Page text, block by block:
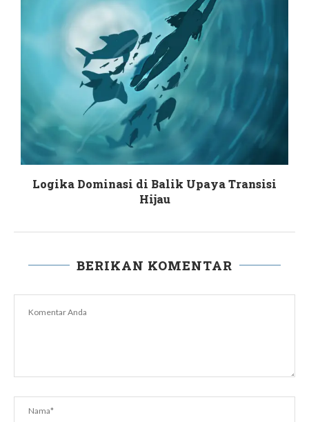
Logika Dominasi di Balik Upaya Transisi
Hijau
BERIKAN KOMENTAR